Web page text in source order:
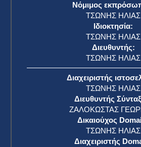
Νόμιμος
ΤΣΩΝΗΣ ΗΛΙΑΣ
Ιδιοκτησία:
ΤΣΩΝΗΣ ΗΛΙΑΣ
Διευθυντής:
ΤΣΩΝΗΣ ΗΛΙΑΣ
Διαχειριστής
ΤΣΩΝΗΣ ΗΛΙΑΣ
Διευθυντής
ΖΑΛΟΚΩΣΤΑΣ
Δικαιούχος
ΤΣΩΝΗΣ ΗΛΙΑΣ
Διαχειριστής